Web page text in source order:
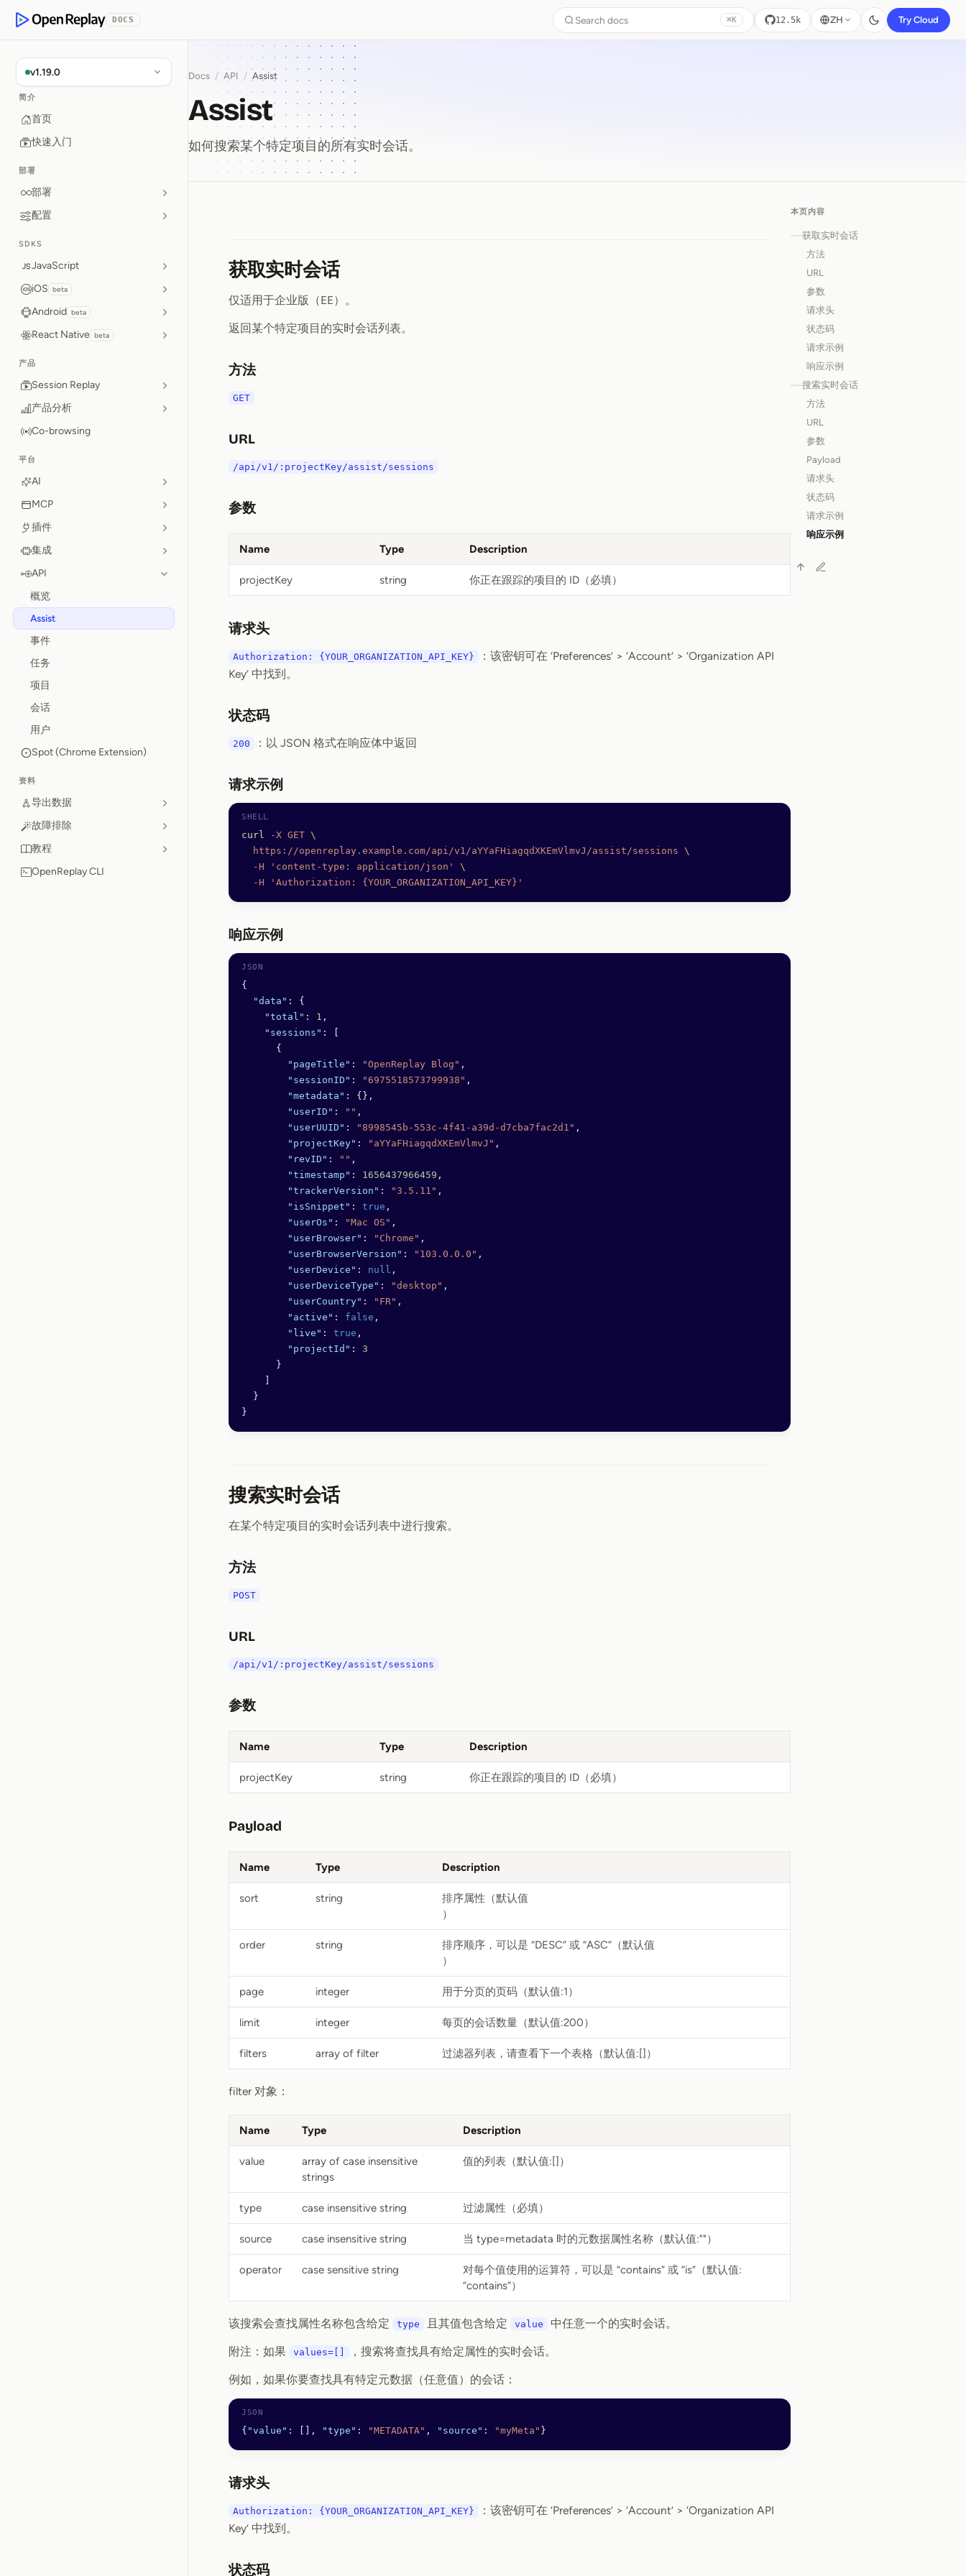
OpenReplay
DOCS Search docs ⌘K 12.5k ZH Try Cloud
v1.19.0
简介
首页
快速入门
部署
部署
配置
SDKS
JavaScript
iOS beta
Android beta
React Native beta
产品
Session Replay
产品分析
Co-browsing
平台
AI
MCP
插件
集成
API
概览
Assist
事件
任务
项目
会话
用户
Spot (Chrome Extension)
资料
导出数据
故障排除
教程
OpenReplay CLI
Docs / API / Assist
Assist
如何搜索某个特定项目的所有实时会话。
获取实时会话
仅适用于企业版（EE）。
返回某个特定项目的实时会话列表。
方法
GET
URL
/api/v1/:projectKey/assist/sessions
参数
Name Type Description
projectKey string 你正在跟踪的项目的 ID（必填）
请求头
Authorization: {YOUR_ORGANIZATION_API_KEY}
：该密钥可在 ‘Preferences’ > ‘Account’ > ‘Organization API
Key’ 中找到。
状态码
200 ：以 JSON 格式在响应体中返回
请求示例
curl -X GET \
  https://openreplay.example.com/api/v1/aYYaFHiagqdXKEmVlmvJ/assist/sessions
\
  -H
'content-type: application/json'
\
  -H
'Authorization: {YOUR_ORGANIZATION_API_KEY}'
响应示例
{
  "data"
: {
    "total"
: 1 ,
    "sessions"
: [
      {
        "pageTitle"
: "OpenReplay Blog" ,
        "sessionID"
: "6975518573799938" ,
        "metadata"
: {},
        "userID"
: "" ,
        "userUUID"
: "8998545b-553c-4f41-a39d-d7cba7fac2d1" ,
        "projectKey"
: "aYYaFHiagqdXKEmVlmvJ" ,
        "revID"
: "" ,
        "timestamp"
: 1656437966459 ,
        "trackerVersion"
: "3.5.11" ,
        "isSnippet"
: true ,
        "userOs"
: "Mac OS" ,
        "userBrowser"
: "Chrome" ,
        "userBrowserVersion"
: "103.0.0.0" ,
        "userDevice"
: null ,
        "userDeviceType"
: "desktop" ,
        "userCountry"
: "FR" ,
        "active"
: false ,
        "live"
: true ,
        "projectId"
: 3
      }
  }
}
搜索实时会话
在某个特定项目的实时会话列表中进行搜索。
方法
POST
URL
/api/v1/:projectKey/assist/sessions
参数
Name Type Description
projectKey string 你正在跟踪的项目的 ID（必填）
Payload
Name Type Description
sort string
排序属性（默认值
）
order string
排序顺序，可以是 “DESC” 或 “ASC”（默认值
）
page integer 用于分页的页码（默认值:1）
limit integer 每页的会话数量（默认值:200）
filters array of filter 过滤器列表，请查看下一个表格（默认值:[]）
filter 对象：
Name Type Description
value
array of case insensitive
strings
值的列表（默认值:[]）
type case insensitive string 过滤属性（必填）
source case insensitive string 当 type=metadata 时的元数据属性名称（默认值:""）
operator case sensitive string
对每个值使用的运算符，可以是 “contains” 或 “is”（默认值:
“contains”）
该搜索会查找属性名称包含给定 type 且其值包含给定 value 中任意一个的实时会话。
附注：如果 values=[] ，搜索将查找具有给定属性的实时会话。
例如，如果你要查找具有特定元数据（任意值）的会话：
{ "value" : [], "type" : "METADATA" , "source" : "myMeta" }
请求头
Authorization: {YOUR_ORGANIZATION_API_KEY}
：该密钥可在 ‘Preferences’ > ‘Account’ > ‘Organization API
Key’ 中找到。
状态码
本页内容
获取实时会话
方法
URL
参数
请求头
状态码
请求示例
响应示例
搜索实时会话
方法
URL
参数
Payload
请求头
状态码
请求示例
响应示例